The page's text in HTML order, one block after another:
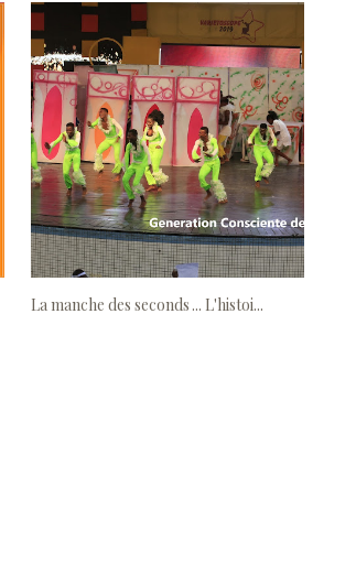
La manche des seconds ... L'histoi...